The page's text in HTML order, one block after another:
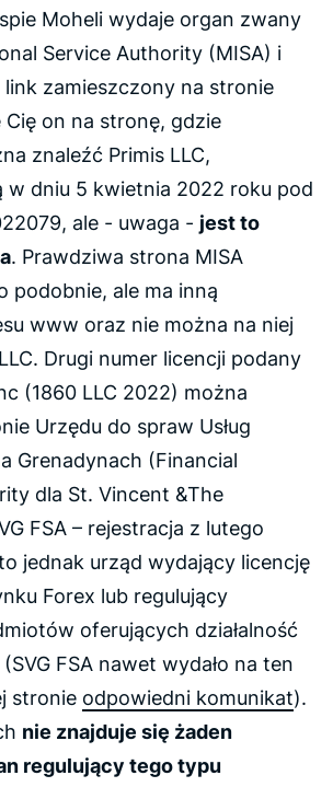
Moheli wydaje organ zwany
Service Authority (MISA) i
link zamieszczony na stronie
Cię on na stronę, gdzie
znaleźć Primis LLC,
w dniu 5 kwietnia 2022 roku pod
ale - uwaga - jest to
. Prawdziwa strona MISA
podobnie, ale ma inną
www oraz nie można na niej
Drugi numer licencji podany
(1860 LLC 2022) można
Urzędu do spraw Usług
Grenadynach (Financial
dla St. Vincent &The
FSA – rejestracja z lutego
jednak urząd wydający licencję
Forex lub regulujący
oferujących działalność
FSA nawet wydało na ten
stronie odpowiedni komunikat).
nie znajduje się żaden
regulujący tego typu